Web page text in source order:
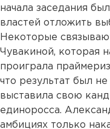
начала заседания
властей отложить
Некоторые
Чувакиной, которая
проиграла
что результат был
выставила свою
единоросса.
амбициях только